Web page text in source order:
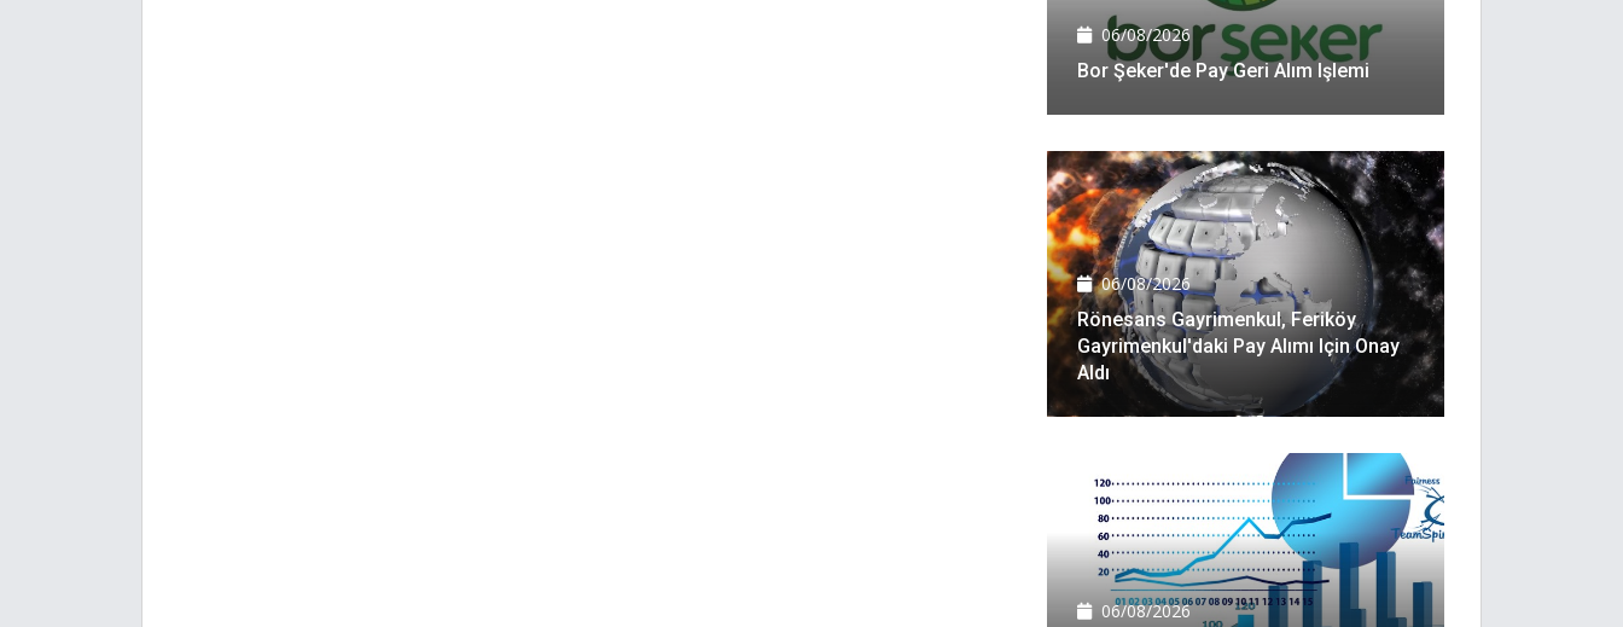
06/08/2026
Bor Şeker'de Pay Geri Alım Işlemi
06/08/2026
Rönesans Gayrimenkul, Feriköy
Gayrimenkul'daki Pay Alımı Için Onay
Aldı
06/08/2026